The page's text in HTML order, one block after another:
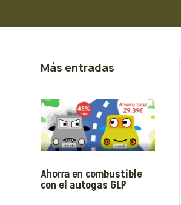
Más entradas
Ahorra en combustible
con el autogas GLP